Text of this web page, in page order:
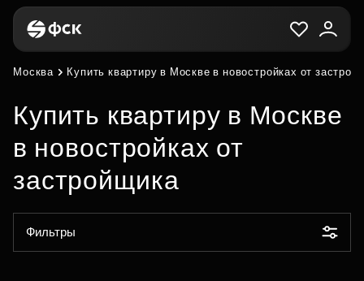
Москва Купить квартиру в Москве в новостройках от
Купить квартиру в Москве
в новостройках от
застройщика
Фильтры